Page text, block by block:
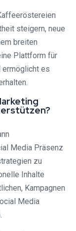
steigern, neue
breiten
Plattform für
ermöglicht es
Media Präsenz
zu
Inhalte
Kampagnen
Media